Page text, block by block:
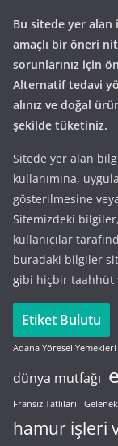
Bu sitede yer alan
amaçlı bir öneri
sorunlarınız için
Alternatif tedavi
alınız ve doğal
şekilde tüketiniz.
Sitede yer alan
kullanımına,
gösterilmesine
Sitemizdeki
kullanıcılar
buradaki bilgiler
gibi hiçbir taahhüt
Etiket Bulutu
Adana Yöresel Yemekleri
dünya mutfağı
Fransız Tatlıları
hamur işleri